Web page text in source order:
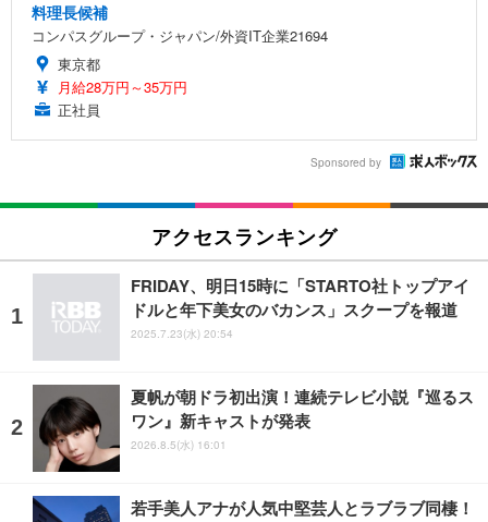
料理長候補
コンパスグループ・ジャパン/外資IT企業21694
東京都
月給28万円～35万円
正社員
Sponsored by
アクセスランキング
FRIDAY、明日15時に「STARTO社トップアイ
ドルと年下美女のバカンス」スクープを報道
2025.7.23(水) 20:54
夏帆が朝ドラ初出演！連続テレビ小説『巡るス
ワン』新キャストが発表
2026.8.5(水) 16:01
若手美人アナが人気中堅芸人とラブラブ同棲！